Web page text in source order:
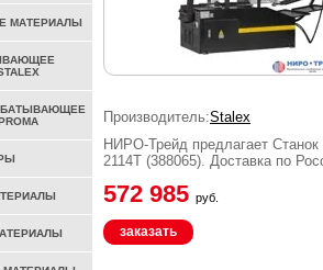
Производитель:Stalex
НИРО-Трейд предлагает Станок
2114T (388065). Доставка по
572 985 руб.
заказать
МАТЕРИАЛЫ